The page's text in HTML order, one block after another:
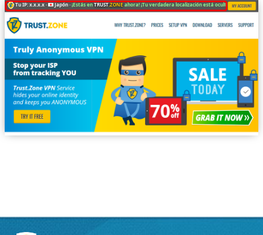
Tu IP: x.x.x.x · Japón ·¡Estás enTRUST.ZONE ahora! ¡Tu verdadera localización está oculta!